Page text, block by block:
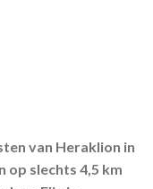
van Heraklion in
op slechts 4,5 km